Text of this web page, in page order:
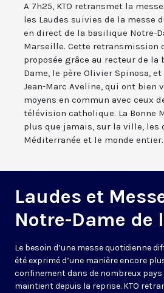
A 7h25, KTO retransmet la
les Laudes suivies de la messe
en direct de la basilique Notre-
Marseille. Cette retransmission
proposée grâce au recteur de la
Dame, le père Olivier Spinosa,
Jean-Marc Aveline, qui ont bien
moyens en commun avec ceux
télévision catholique. La Bonne
plus que jamais, sur la ville, les
Méditerranée et le monde entier.
Laudes et
Notre-Dame de
Le besoin d’une messe quotidienne
été exprimé d’une manière encore
confinement dans de nombreux
maintient depuis la reprise. KTO